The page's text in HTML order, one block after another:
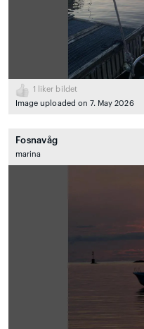
1
liker bildet
Image uploaded on 7. May 2026
Fosnavåg
marina